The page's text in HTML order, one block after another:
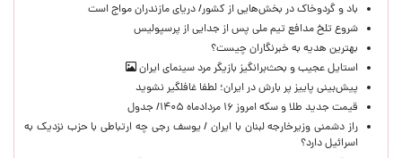
باد و گردوخاک در بخش‌هایی از کشور/ دریای مازندران مواج است
شروع تلخ مدافع تیم ملی پس از جدایی از پرسپولیس
بهترین هدیه به خبرنگاران چیست؟
استایل عجیب و بحث‌برانگیز بازیگر مرد سینمای ایران
پیش‌بینی پاییز پر بارش در ایران؛ لطفا غافلگیر نشوید
قیمت جدید طلا و سکه امروز ۱۶ مردادماه ۱۴۰۵/ جدول
راز دشمنی وزیرخارجه لبنان با ایران / یوسف رجی چه ارتباطی با حزب نزدیک به
اسرائیل دارد؟